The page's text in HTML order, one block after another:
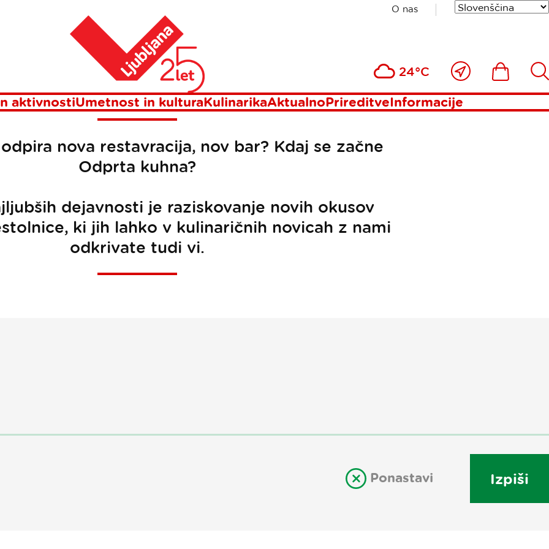
O nas
24°C
Blizu
mene
Ikona Išči
aktivnostiUmetnost in kulturaKulinarikaAktualnoPrireditveInformacije
Novice
nova restavracija, nov bar? Kdaj se začne
Odprta kuhna?
dejavnosti je raziskovanje novih okusov
ki jih lahko v kulinaričnih novicah z nami
odkrivate tudi vi.
Ponastavi Izpiši